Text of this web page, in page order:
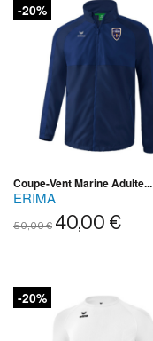
Coupe-Vent Marine Adulte...
ERIMA
50,00 € 40,00 €
-20%
-20%